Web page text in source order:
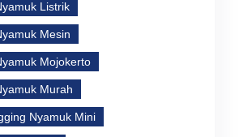
Listrik
Mesin
Mojokerto
Murah
Nyamuk Mini